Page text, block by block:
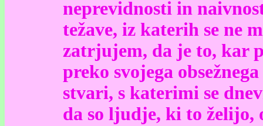
neprevidnosti in
težave, iz katerih se ne
zatrjujem, da je to, kar
preko svojega
stvari, s katerimi se
da so ljudje, ki to želijo,